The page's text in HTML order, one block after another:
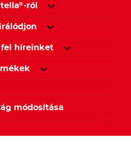
®-ról
fel híreinket
módosítása